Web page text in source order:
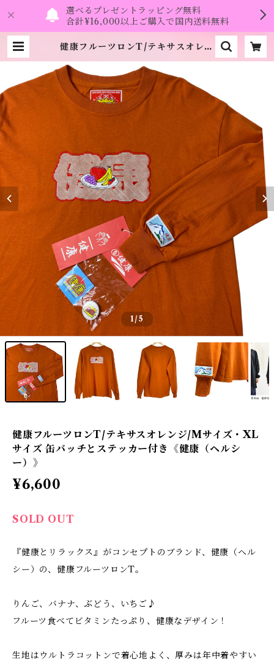
選べるプレゼントラッピング無料
合計¥16,000以上ご購入で国内送料無料
健康フルーツロンT/テキサスオレン
ステッカー付き《健康（ヘルシ
ー）》 | namo.
1/5
健康フルーツロンT/テキサスオレンジ/Mサイズ・XL
サイズ 缶バッチとステッカー付き《健康（ヘルシ
ー）》
¥6,600
SOLD OUT
『健康とリラックス』がコンセプトのブランド、健康（ヘル
シー）の、健康フルーツロンT。
りんご、バナナ、ぶどう、いちご♪
フルーツ食べてビタミンたっぷり、健康なデザイン！
生地はウルトラコットンで着心地よく、厚みは年中着やすい